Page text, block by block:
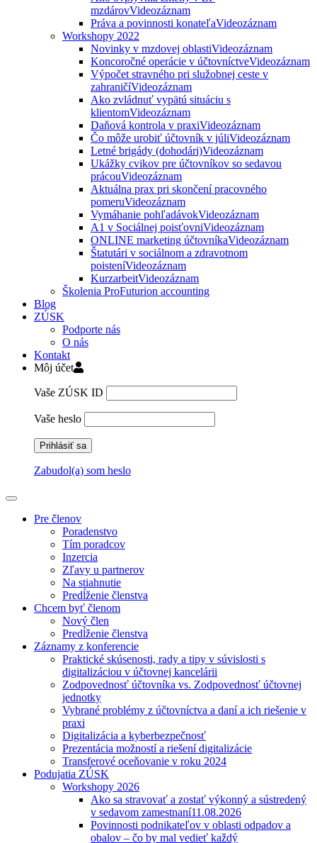
mzdárovVideozáznam
Práva a povinnosti konateľaVideozáznam
Workshopy 2022
Novinky v mzdovej oblastiVideozáznam
Koncoročné operácie v účtovníctveVideozáznam
Výpočet stravného pri služobnej ceste v
zahraničíVideozáznam
Ako zvládnuť vypätú situáciu s
klientomVideozáznam
Daňová kontrola v praxiVideozáznam
Čo môže urobiť účtovník v júliVideozáznam
Letné brigády (dohodári)Videozáznam
Ukážky cvikov pre účtovníkov so sedavou
prácouVideozáznam
Aktuálna prax pri skončení pracovného
pomeruVideozáznam
Vymáhanie pohľadávokVideozáznam
A1 v Sociálnej poisťovniVideozáznam
ONLINE marketing účtovníkaVideozáznam
Štatutári v sociálnom a zdravotnom
poisteníVideozáznam
KurzarbeitVideozáznam
Školenia ProFuturion accounting
Blog
ZÚSK
Podporte nás
O nás
Kontakt
Môj účet
Vaše ZÚSK ID
Vaše heslo
Zabudol(a) som heslo
Pre členov
Poradenstvo
Tím poradcov
Inzercia
Zľavy u partnerov
Na stiahnutie
Predĺženie členstva
Chcem byť členom
Nový člen
Predĺženie členstva
Záznamy z konferencie
Praktické skúsenosti, rady a tipy v súvislosti s
digitalizáciou v účtovnej kancelárii
Zodpovednosť účtovníka vs. Zodpovednosť účtovnej
jednotky
Vybrané problémy z účtovníctva a daní a ich riešenie v
praxi
Digitalizácia a kyberbezpečnosť
Prezentácia možností a riešení digitalizácie
Transferové oceňovanie v roku 2024
Podujatia ZÚSK
Workshopy 2026
Ako sa stravovať a zostať výkonný a sústredený
v sedavom zamestnaní11.08.2026
Povinnosti podnikateľov v oblasti odpadov a
obalov – čo by mal vedieť každý